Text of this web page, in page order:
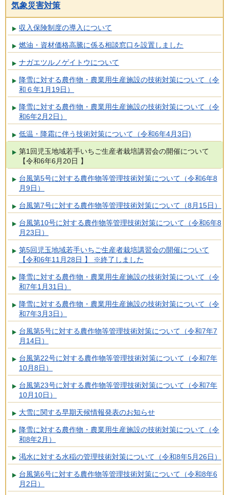
気象災害対策
収入保険制度の導入について
燃油・資材価格高騰に係る相談窓口を設置しました
ナガエツルノゲイトウについて
降雪に対する農作物・農業用生産施設の技術対策について（令
和６年1月19日）
降雪に対する農作物・農業用生産施設の技術対策について（令
和6年2月2日）
低温・降霜に伴う技術対策について（令和6年4月3日)
第1回児玉地域若手いちご生産者栽培講習会の開催について
【令和6年6月20日 】
台風第5号に対する農作物等管理技術対策について（令和6年8
月9日）
台風第7号に対する農作物等管理技術対策について（8月15日）
台風第10号に対する農作物等管理技術対策について（令和6年8
月23日）
第5回児玉地域若手いちご生産者栽培講習会の開催について
【令和6年11月28日 】 ※終了しました
降雪に対する農作物・農業用生産施設の技術対策について（令
和7年1月31日）
降雪に対する農作物・農業用生産施設の技術対策について（令
和7年3月3日）
台風第5号に対する農作物等管理技術対策について（令和7年7
月14日）
台風第22号に対する農作物等管理技術対策について（令和7年
10月8日）
台風第23号に対する農作物等管理技術対策について（令和7年
10月10日）
大雪に関する早期天候情報発表のお知らせ
降雪に対する農作物・農業用生産施設の技術対策について（令
和8年2月）
渇水に対する水稲の管理技術対策について（令和8年5月26日）
台風第6号に対する農作物等管理技術対策について（令和8年6
月2日）